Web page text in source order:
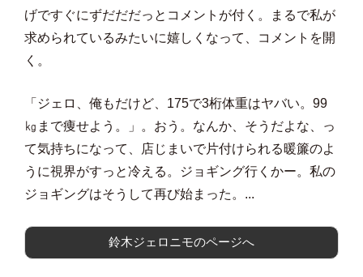
げですぐにずだだだっとコメントが付く。まるで私が
求められているみたいに嬉しくなって、コメントを開
く。
「ジェロ、俺もだけど、175で3桁体重はヤバい。99
㎏まで痩せよう。」。おう。なんか、そうだよな、っ
て気持ちになって、店じまいで片付けられる暖簾のよ
うに視界がすっと冷える。ジョギング行くかー。私の
ジョギングはそうして再び始まった。...
鈴木ジェロニモのページへ